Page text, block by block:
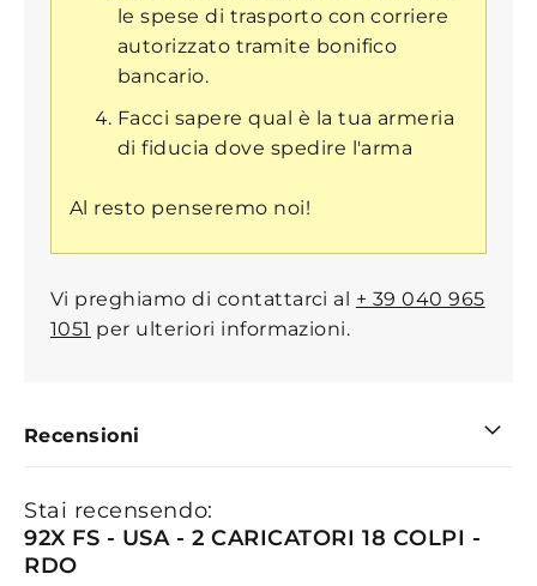
le spese di trasporto con corriere
autorizzato tramite bonifico
bancario.
Facci sapere qual è la tua armeria
di fiducia dove spedire l'arma
Al resto penseremo noi!
Vi preghiamo di contattarci al + 39 040 965
1051 per ulteriori informazioni.
Recensioni
Stai recensendo:
92X FS - USA - 2 CARICATORI 18 COLPI -
RDO